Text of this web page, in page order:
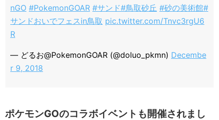
nGO #PokemonGOAR #サンド#鳥取砂丘 #砂の美術館#
サンドおいでフェスin鳥取 pic.twitter.com/Tnvc3rgU6
R
— どるお@PokemonGOAR (@doluo_pkmn) Decembe
r 9, 2018
ポケモンGOのコラボイベントも開催されまし